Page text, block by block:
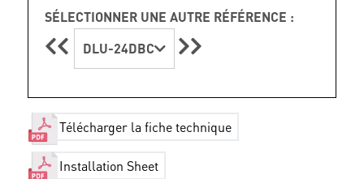
SÉLECTIONNER UNE AUTRE RÉFÉRENCE :
DLU-24DBC
Télécharger la fiche technique
Installation Sheet